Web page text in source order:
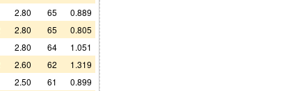
2.80 65 0.889
2.80 65 0.805
2.80 64 1.051
2.60 62 1.319
2.50 61 0.899